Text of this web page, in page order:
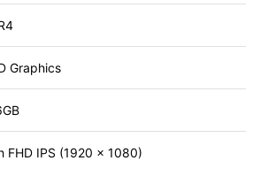
Graphics
FHD IPS (1920 x 1080)